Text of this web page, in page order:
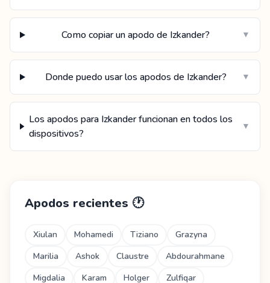
Como copiar un apodo de Izkander? ▼
Donde puedo usar los apodos de Izkander? ▼
Los apodos para Izkander funcionan en todos los
dispositivos?
▼
Apodos recientes 🕐
Xiulan Mohamedi Tiziano
Grazyna
Marilia
Ashok Claustre
Abdourahmane
Migdalia
Karam Holger
Zulfiqar